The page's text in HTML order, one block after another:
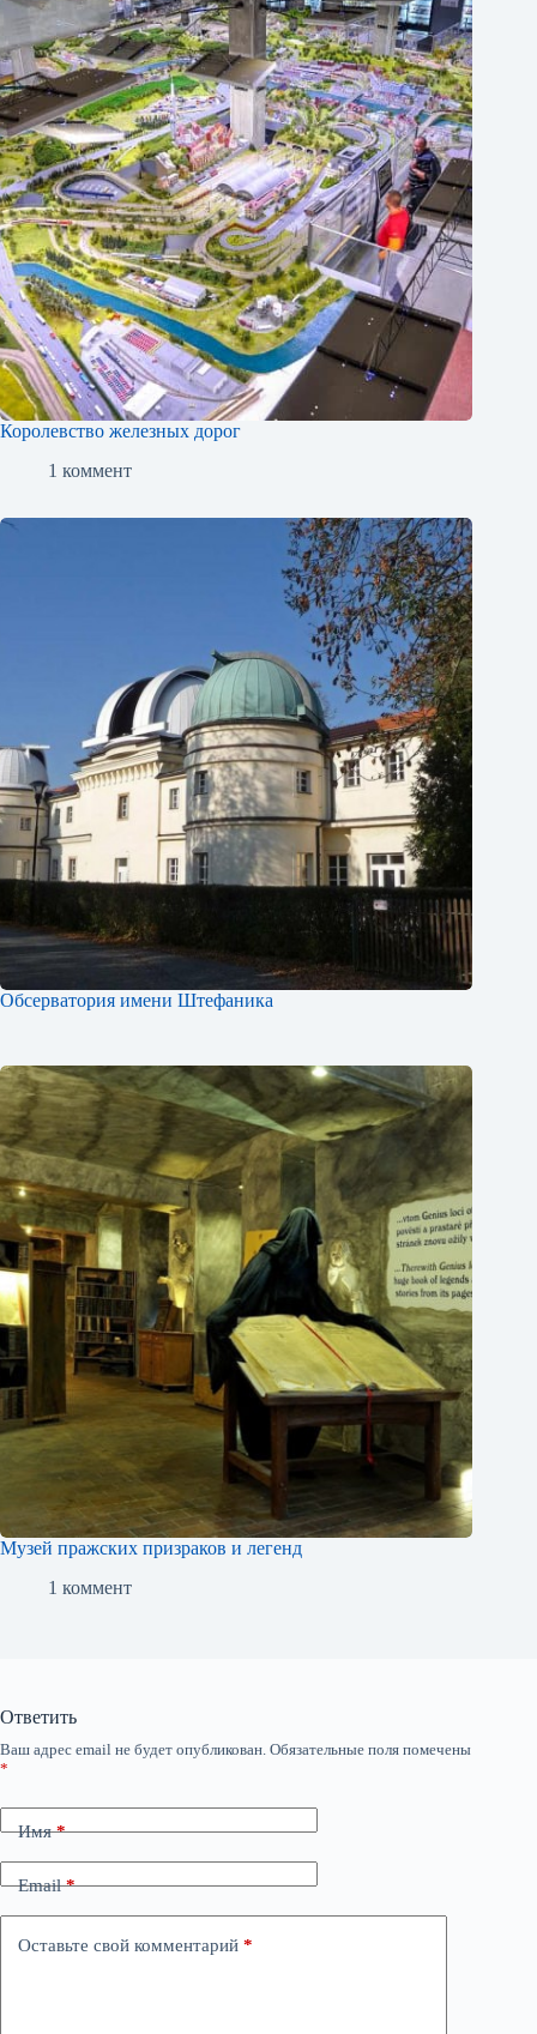
Королевство железных дорог
1 коммент
Обсерватория имени Штефаника
Музей пражских призраков и легенд
1 коммент
Ответить
Ваш адрес email не будет опубликован. Обязательные поля помечены
*
Имя*
Email*
Оставьте свой комментарий *